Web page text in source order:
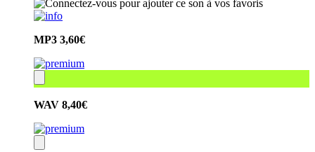
MP3 3,60€
WAV 8,40€